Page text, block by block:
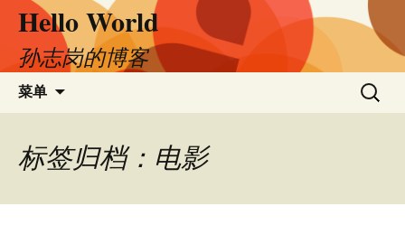
文
Hello World
孙志岗的博客
菜单
搜
索：
标签归档：电影